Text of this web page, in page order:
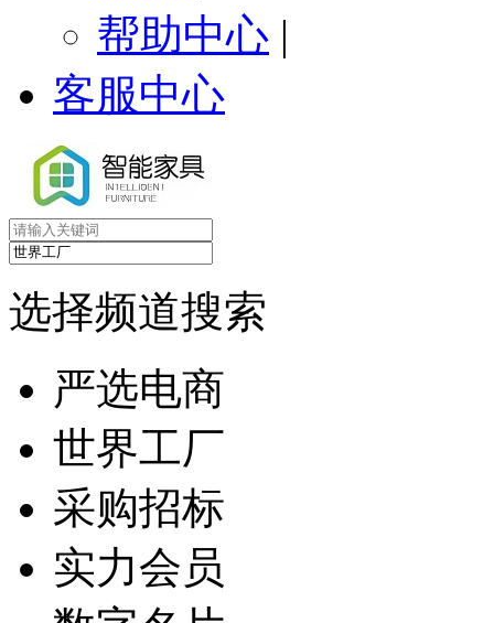
帮助中心 |
客服中心
选择频道搜索
严选电商
世界工厂
采购招标
实力会员